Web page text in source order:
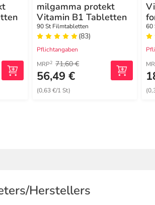
milgamma protekt
Vitamin B1 Tabletten
90 St Filmtabletten
(83)
Pflichtangaben
MRP2 71,60 €
56,49 €
(0,63 €/1 St)
60
Herstellers